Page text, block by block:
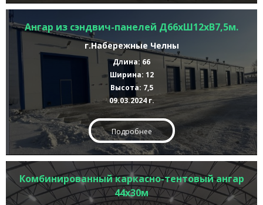
Ангар из сэндвич-панелей Д66хШ12хВ7,5м.
г.Набережные Челны
Длина: 66
Ширина: 12
Высота: 7,5
09.03.2024 г.
Подробнее
Комбинированный каркасно-тентовый ангар
44х30м